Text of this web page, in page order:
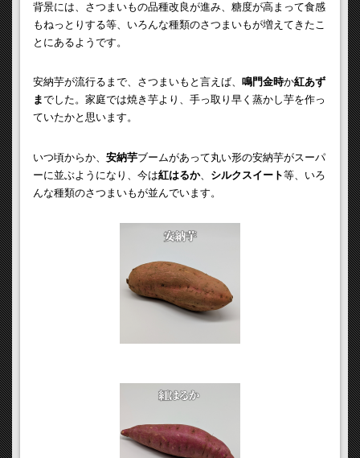
背景には、さつまいもの品種改良が進み、糖度が高まって食感
もねっとりする等、いろんな種類のさつまいもが増えてきたこ
とにあるようです。
安納芋が流行るまで、さつまいもと言えば、 鳴門金時か紅あず
までした。家庭では焼き芋より、手っ取り早く蒸かし芋を作っ
ていたかと思います。
いつ頃からか、 安納芋ブームがあって丸い形の安納芋がスーパ
ーに並ぶようになり、今は紅はるか、 シルクスイート等、いろ
んな種類のさつまいもが並んでいます。